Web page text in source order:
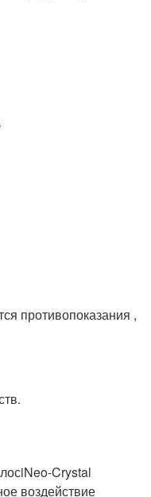
противопоказания ,
Crystal
воздействие